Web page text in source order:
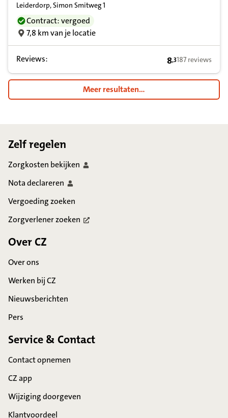
Leiderdorp, Simon Smitweg 1
Contract: vergoed
7,8 km van je locatie
Reviews: 8,3 op basis van
8,3187 reviews
Meer resultaten...
Zelf regelen
Zorgkosten bekijken
Notadeclareren
Vergoeding zoeken
Zorgverlenerzoeken
Over CZ
Over ons
Werken bij CZ
Nieuwsberichten
Pers
Service & Contact
Contact opnemen
CZ app
Wijziging doorgeven
Klantvoordeel